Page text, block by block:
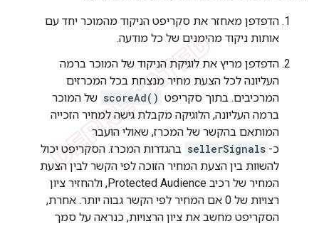
הדפדפן מאחזר את סקריפט הניקוד מהמוכר יחד עם
אותות ניקוד מהימנים של כל מודעה.
הדפדפן מריץ את לוגיקת הניקוד של המוכר ברמה
העליונה לכל הצעת מחיר מנצחת בכל המכרזים
המרכיבים. בתוך סקריפט scoreAd() של המוכר
ברמה העליונה, הלוגיקה מקבלת גישה למחיר הזכייה
המותאם בהקשר של המכרז, שאולי הועבר
כ- sellerSignals בהגדרות המכרז. הסקריפט יכול
להשוות בין הצעת המחיר הזוכה לפי הקשר לבין הצעת
המחיר של רכיב Protected Audience, ולהחזיר ציון
רצויות של 0 אם המחיר לפי הקשר גבוה יותר. אחרת,
הסקריפט מחשב את ציון הרצויות, כנראה על סמך